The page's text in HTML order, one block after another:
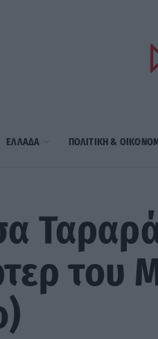
ΕΛΛΑΔΑ ΠΟΛΙΤΙΚΗ &
του